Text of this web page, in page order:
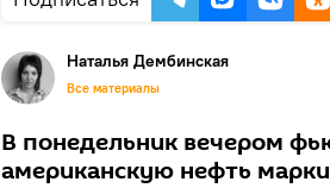
Наталья Дембинская
Все материалы
В понедельник вечером
американскую нефть